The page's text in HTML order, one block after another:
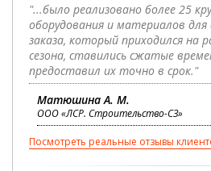
"...было реализовано более 25
оборудования и материалов для
заказа, который приходился на
сезона, ставились сжатые
предоставил их точно в срок."
Матюшина А. М.
ООО «ЛСР. Строительство-СЗ»
Посмотреть реальные отзывы